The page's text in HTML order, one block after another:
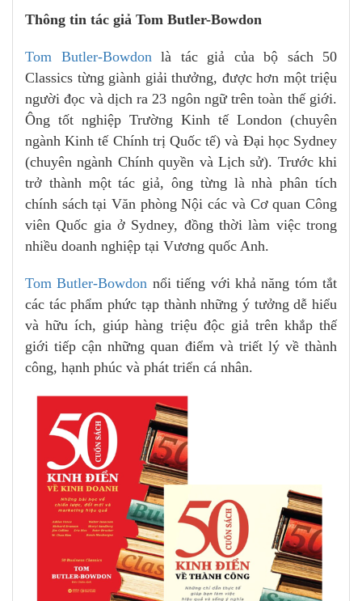
Thông tin tác giả Tom Butler-Bowdon
Tom Butler-Bowdon là tác giả của bộ sách 50
Classics từng giành giải thưởng, được hơn một triệu
người đọc và dịch ra 23 ngôn ngữ trên toàn thế giới.
Ông tốt nghiệp Trường Kinh tế London (chuyên
ngành Kinh tế Chính trị Quốc tế) và Đại học Sydney
(chuyên ngành Chính quyền và Lịch sử). Trước khi
trở thành một tác giả, ông từng là nhà phân tích
chính sách tại Văn phòng Nội các và Cơ quan Công
viên Quốc gia ở Sydney, đồng thời làm việc trong
nhiều doanh nghiệp tại Vương quốc Anh.
Tom Butler-Bowdon nổi tiếng với khả năng tóm tắt
các tác phẩm phức tạp thành những ý tưởng dễ hiểu
và hữu ích, giúp hàng triệu độc giả trên khắp thế
giới tiếp cận những quan điểm và triết lý về thành
công, hạnh phúc và phát triển cá nhân.